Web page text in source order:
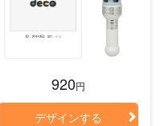
920円
デザインする